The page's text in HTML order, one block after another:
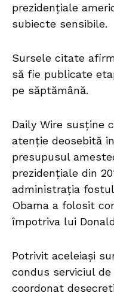
prezidențiale
subiecte sensibile.
Sursele citate
să fie publicate
pe săptămână.
Daily Wire susține
atenție deosebită
presupusul
prezidențiale din
administrația
Obama a folosit
împotriva lui
Potrivit aceleiași
condus serviciul
coordonat